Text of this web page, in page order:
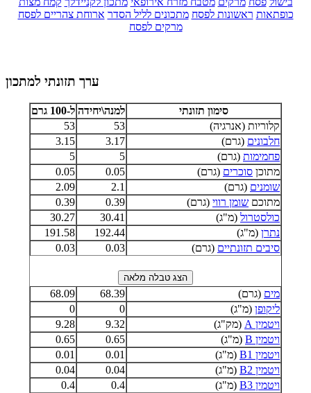
כופתאות ראשונות לפסח מתכונים לליל הסדר ארוחת צהריים לפסח
מרקים לפסח
ערך תזונתי למתכון
סימון תזונתי למנה\יחידה ל-100 גרם
קלוריות (אנרגיה)
53
53
חלבונים (גרם) 3.17
3.15
פחמימות (גרם) 5
5
מתוכן סוכרים (גרם) 0.05
0.05
שומנים (גרם) 2.1
2.09
מתוכם שומן רווי (גרם) 0.39
0.39
כולסטרול (מ"ג) 30.41
30.27
נתרן (מ"ג) 192.44
191.58
סיבים תזונתיים (גרם) 0.03
0.03
מים (גרם) 68.39
68.09
ליקופן (מ"ג) 0
0
ויטמין A
(מק"ג) 9.32
9.28
ויטמין B
(מ"ג) 0.65
0.65
ויטמין B1
(מ"ג) 0.01
0.01
ויטמין B2
(מ"ג) 0.04
0.04
ויטמין B3
(מ"ג) 0.4
0.4